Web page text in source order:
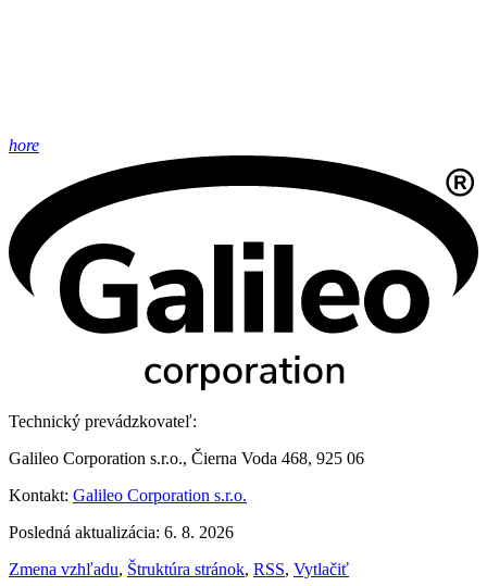
hore
Technický prevádzkovateľ:
Galileo Corporation s.r.o., Čierna Voda 468, 925 06
Kontakt: Galileo Corporation s.r.o.
Posledná aktualizácia: 6. 8. 2026
Zmena vzhľadu, Štruktúra stránok, RSS, Vytlačiť